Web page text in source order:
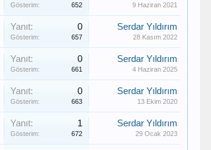
Gösterim: 652 9 Haziran 2021
Yanıt: 0
Gösterim: 657
Serdar Yıldırım
28 Kasım 2022
Yanıt: 0
Gösterim: 661
Serdar Yıldırım
4 Haziran 2025
Yanıt: 0
Gösterim: 663
Serdar Yıldırım
13 Ekim 2020
Yanıt: 1
Gösterim: 672
Serdar Yıldırım
29 Ocak 2023